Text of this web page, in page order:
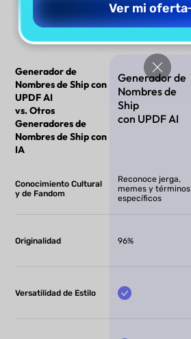
Generador de
Nombres de Ship con
UPDF AI
vs. Otros
Generadores de
Nombres de Ship con
IA
Generador de
Nombres de
Ship
con UPDF AI
Conocimiento Cultural
y de Fandom
Reconoce jerga,
memes y términos
específicos
Originalidad 96%
Versatilidad de Estilo
Ver mi oferta